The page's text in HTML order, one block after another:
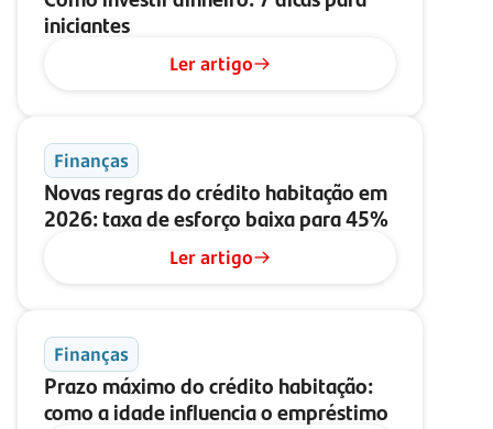
iniciantes
Ler artigo
Finanças
Novas regras do crédito habitação em
2026: taxa de esforço baixa para 45%
Ler artigo
Finanças
Prazo máximo do crédito habitação:
como a idade influencia o empréstimo